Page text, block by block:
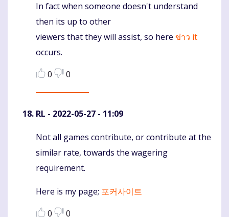
Komentaras
In fact when someone doesn't understand
then its up to other
viewers that they will assist, so here ข่าว it
occurs.
0
0
RL - 2022-05-27 - 11:09
Komentaras
Not all games contribute, or contribute at the
similar rate, towards the wagering
requirement.
Here is my page; 포커사이트
0
0